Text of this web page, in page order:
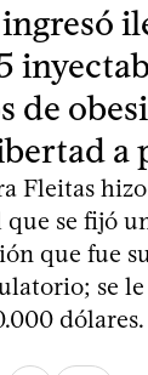
de
a
Fleitas
se fijó
que fue
se
dólares.